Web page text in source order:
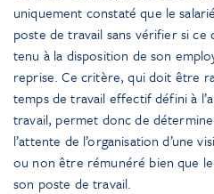
uniquement constaté que le
poste de travail sans vérifier si ce
tenu à la disposition de son
reprise. Ce critère, qui doit être
temps de travail effectif défini à
travail, permet donc de
l’attente de l’organisation d’une
ou non être rémunéré bien que
son poste de travail.